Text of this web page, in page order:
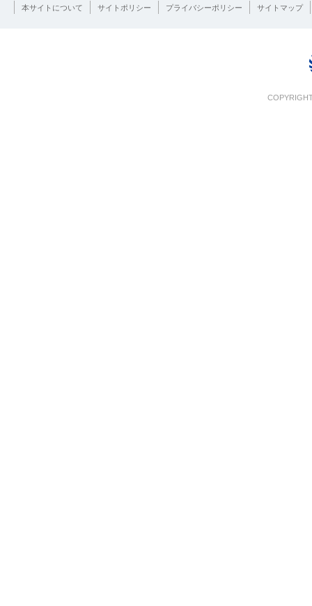
本サイトについて サイトポリシー プライバシーポリシー サイトマップ